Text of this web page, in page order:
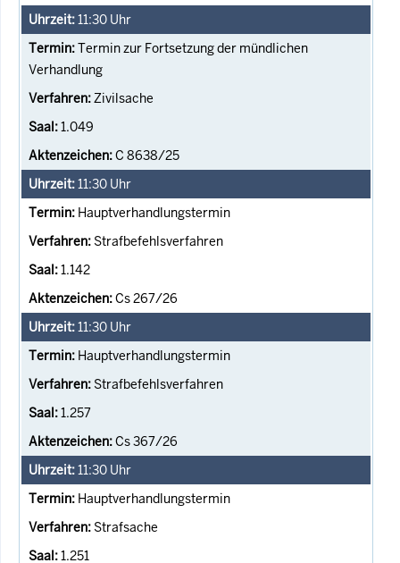
11:30 Uhr
Termin zur Fortsetzung der mündlichen
Verhandlung
Zivilsache
1.049
C 8638/25
11:30 Uhr
Hauptverhandlungstermin
Strafbefehlsverfahren
1.142
Cs 267/26
11:30 Uhr
Hauptverhandlungstermin
Strafbefehlsverfahren
1.257
Cs 367/26
11:30 Uhr
Hauptverhandlungstermin
Strafsache
1.251